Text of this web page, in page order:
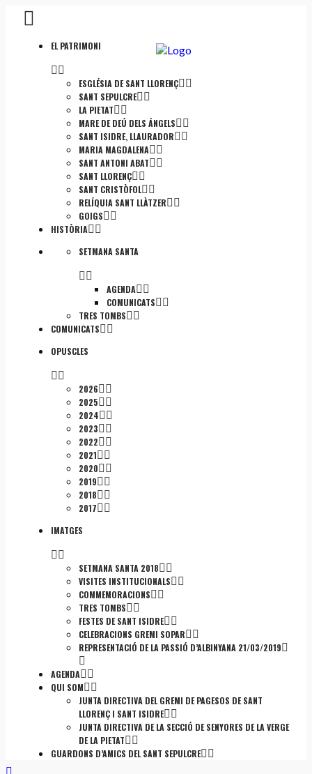
EL PATRIMONI
ESGLÉSIA DE SANT LLORENÇ
SANT SEPULCRE
LA PIETAT
MARE DE DEÚ DELS ÁNGELS
SANT ISIDRE, LLAURADOR
MARIA MAGDALENA
SANT ANTONI ABAT
SANT LLORENÇ
SANT CRISTÒFOL
RELÍQUIA SANT LLÀTZER
GOIGS
HISTÒRIA
SETMANA SANTA
AGENDA
COMUNICATS
TRES TOMBS
COMUNICATS
OPUSCLES
2026
2025
2024
2023
2022
2021
2020
2019
2018
2017
IMATGES
SETMANA SANTA 2018
VISITES INSTITUCIONALS
COMMEMORACIONS
TRES TOMBS
FESTES DE SANT ISIDRE
CELEBRACIONS GREMI SOPAR
REPRESENTACIÓ DE LA PASSIÓ D’ALBINYANA 21/03/2019
AGENDA
QUI SOM
JUNTA DIRECTIVA DEL GREMI DE PAGESOS DE SANT
LLORENÇ I SANT ISIDRE
JUNTA DIRECTIVA DE LA SECCIÓ DE SENYORES DE LA VERGE
DE LA PIETAT
GUARDONS D’AMICS DEL SANT SEPULCRE